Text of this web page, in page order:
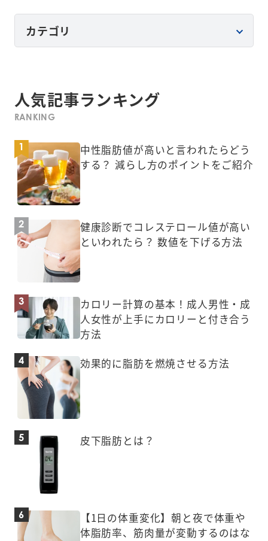
カテゴリ
人気記事ランキング
RANKING
中性脂肪値が高いと言われたらどう
する？ 減らし方のポイントをご紹介
健康診断でコレステロール値が高い
といわれたら？ 数値を下げる方法
カロリー計算の基本！成人男性・成
人女性が上手にカロリーと付き合う
方法
効果的に脂肪を燃焼させる方法
皮下脂肪とは？
【1日の体重変化】朝と夜で体重や
体脂肪率、筋肉量が変動するのはな